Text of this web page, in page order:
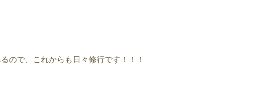
ので、これからも日々修行です！！！